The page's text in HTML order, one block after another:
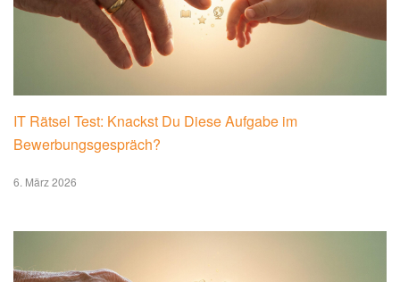
IT Rätsel Test: Knackst Du Diese Aufgabe im
Bewerbungsgespräch?
6. März 2026